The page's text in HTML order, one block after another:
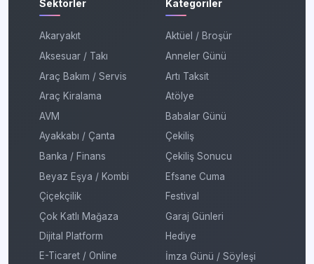
Sektörler
Akaryakıt
Aksesuar / Takı
Araç Bakım / Servis
Araç Kiralama
AVM
Ayakkabı / Çanta
Banka / Finans
Beyaz Eşya / Kombi
Çiçekçilik
Çok Katlı Mağaza
Dijital Platform
E-Ticaret / Online
Kategoriler
Aktüel / Broşür
Anneler Günü
Artı Taksit
Atölye
Babalar Günü
Çekiliş
Çekiliş Sonucu
Efsane Cuma
Festival
Garaj Günleri
Hediye
İmza Günü / Söyleşi